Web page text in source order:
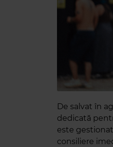
De salvat în
dedicată
este
consiliere